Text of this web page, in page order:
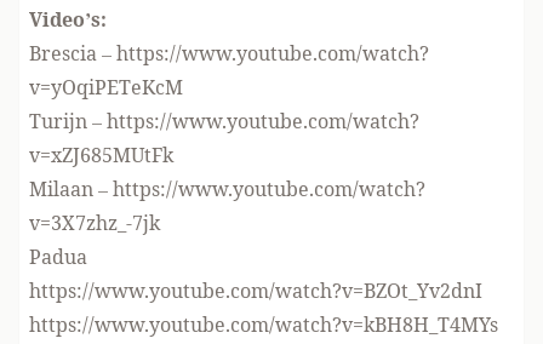
Video’s:
Brescia –https://www.youtube.com/watch?
v=yOqiPETeKcM
Turijn –https://www.youtube.com/watch?
v=xZJ685MUtFk
Milaan –https://www.youtube.com/watch?
v=3X7zhz_-7jk
Padua
https://www.youtube.com/watch?v=BZOt_Yv2dnI
https://www.youtube.com/watch?v=kBH8H_T4MYs